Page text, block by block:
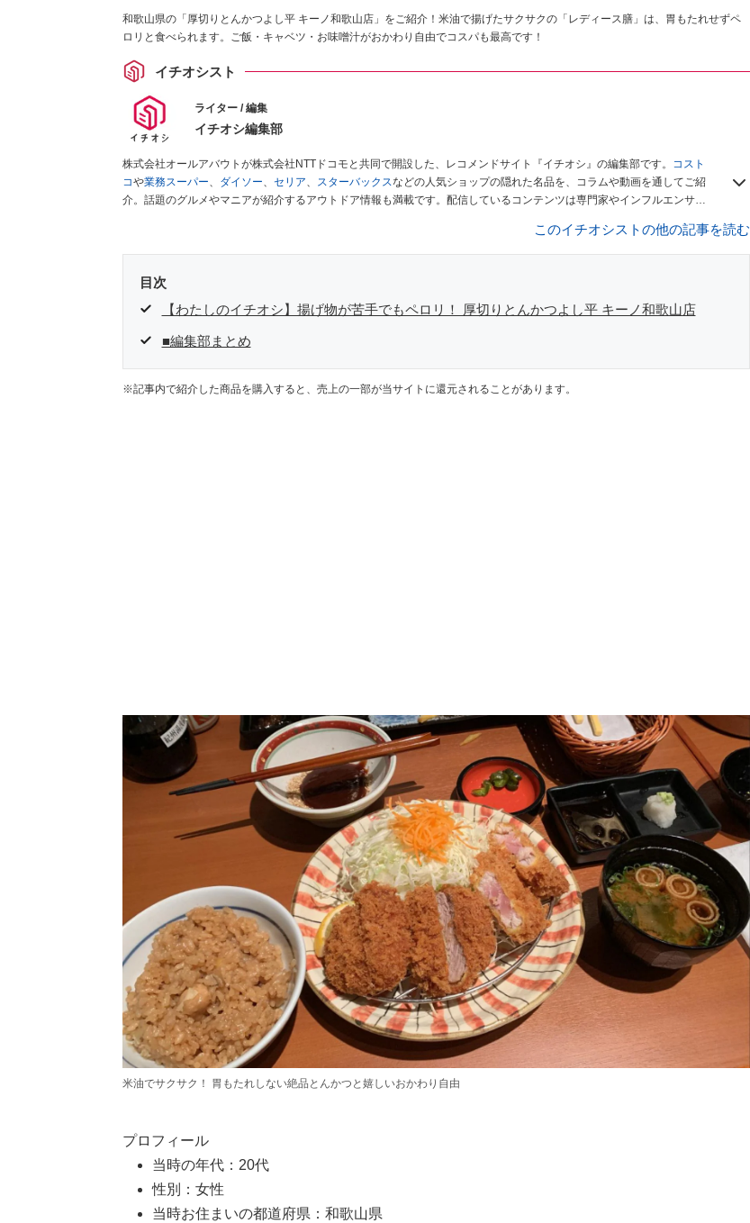
和歌山県の「厚切りとんかつよし平 キーノ和歌山店」をご紹介！米油で揚げたサクサクの「レディース膳」は、胃もたれせずペ
ロリと食べられます。ご飯・キャベツ・お味噌汁がおかわり自由でコスパも最高です！
イチオシスト
ライター / 編集
イチオシ編集部
株式会社オールアバウトが株式会社NTTドコモと共同で開設した、レコメンドサイト『イチオシ』の編集部です。
コスト
コや業務スーパー、 ダイソー、 セリア、 スターバックスなどの人気ショップの隠れた名品を、コラムや動画を通してご紹
介。話題のグルメやマニアが紹介するアウトドア情報も満載です。配信しているコンテンツは専門家やインフルエンサー
このイチオシストの他の記事を読む
目次
【わたしのイチオシ】揚げ物が苦手でもペロリ！ 厚切りとんかつよし平 キーノ和歌山店
■編集部まとめ
※記事内で紹介した商品を購入すると、売上の一部が当サイトに還元されることがあります。
米油でサクサク！ 胃もたれしない絶品とんかつと嬉しいおかわり自由
プロフィール
当時の年代：20代
性別：女性
当時お住まいの都道府県：和歌山県